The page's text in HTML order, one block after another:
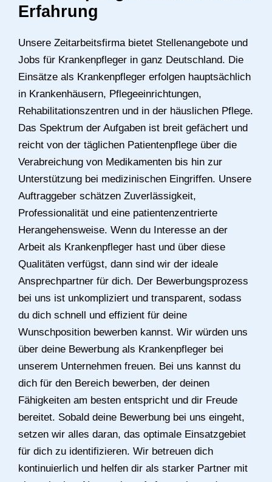
Erfahrung
Unsere Zeitarbeitsfirma bietet Stellenangebote und
Jobs für Krankenpfleger in ganz Deutschland. Die
Einsätze als Krankenpfleger erfolgen hauptsächlich
in Krankenhäusern, Pflegeeinrichtungen,
Rehabilitationszentren und in der häuslichen Pflege.
Das Spektrum der Aufgaben ist breit gefächert und
reicht von der täglichen Patientenpflege über die
Verabreichung von Medikamenten bis hin zur
Unterstützung bei medizinischen Eingriffen. Unsere
Auftraggeber schätzen Zuverlässigkeit,
Professionalität und eine patientenzentrierte
Herangehensweise. Wenn du Interesse an der
Arbeit als Krankenpfleger hast und über diese
Qualitäten verfügst, dann sind wir der ideale
Ansprechpartner für dich. Der Bewerbungsprozess
bei uns ist unkompliziert und transparent, sodass
du dich schnell und effizient für deine
Wunschposition bewerben kannst. Wir würden uns
über deine Bewerbung als Krankenpfleger bei
unserem Unternehmen freuen. Bei uns kannst du
dich für den Bereich bewerben, der deinen
Fähigkeiten am besten entspricht und dir Freude
bereitet. Sobald deine Bewerbung bei uns eingeht,
setzen wir alles daran, das optimale Einsatzgebiet
für dich zu identifizieren. Wir betreuen dich
kontinuierlich und helfen dir als starker Partner mit